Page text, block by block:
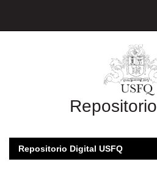
Repositorio
Repositorio Digital USFQ